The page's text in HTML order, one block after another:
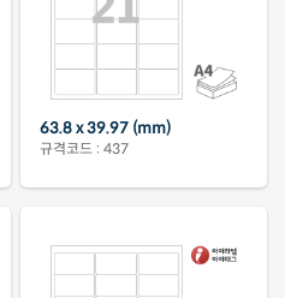
63.8 x 39.97 (mm)
규격코드 : 437